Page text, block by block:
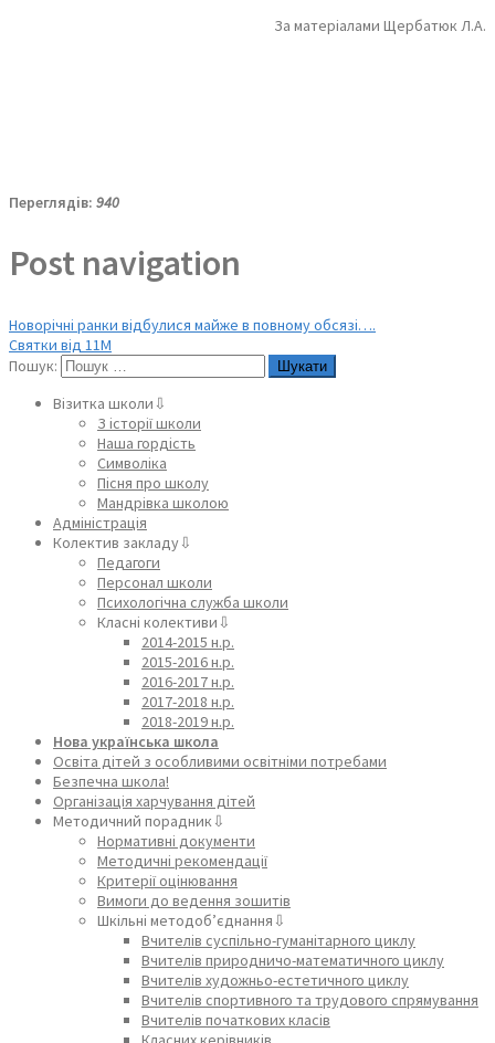
За матеріалами Щербатюк Л.А.
Переглядів: 940
Post navigation
Новорічні ранки відбулися майже в повному обсязі….
Святки від 11М
Пошук:
Візитка школи⇩
З історії школи
Наша гордість
Символіка
Пісня про школу
Мандрівка школою
Адміністрація
Колектив закладу⇩
Педагоги
Персонал школи
Психологічна служба школи
Класні колективи⇩
2014-2015 н.р.
2015-2016 н.р.
2016-2017 н.р.
2017-2018 н.р.
2018-2019 н.р.
Нова українська школа
Освіта дітей з особливими освітніми потребами
Безпечна школа!
Організація харчування дітей
Методичний порадник⇩
Нормативні документи
Методичні рекомендації
Критерії оцінювання
Вимоги до ведення зошитів
Шкільні методоб’єднання⇩
Вчителів суспільно-гуманітарного циклу
Вчителів природничо-математичного циклу
Вчителів художньо-естетичного циклу
Вчителів спортивного та трудового спрямування
Вчителів початкових класів